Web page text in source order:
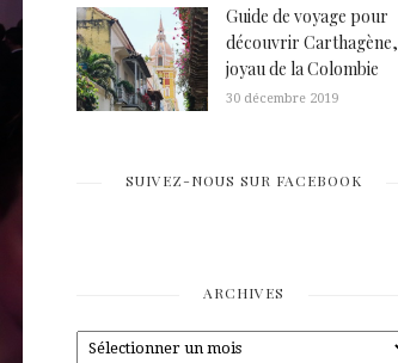
Guide de voyage pour
découvrir Carthagène,
joyau de la Colombie
30 décembre 2019
SUIVEZ-NOUS SUR FACEBOOK
ARCHIVES